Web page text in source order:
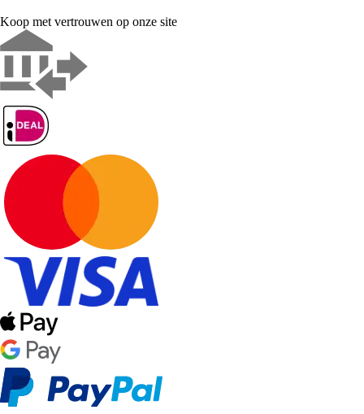
Koop met vertrouwen op onze site